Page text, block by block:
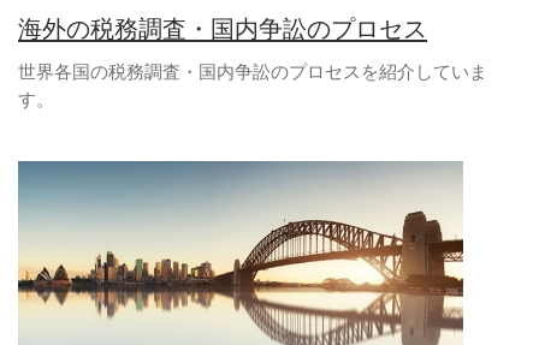
海外の税務調査・国内争訟のプロセス
世界各国の税務調査・国内争訟のプロセスを紹介していま
す。